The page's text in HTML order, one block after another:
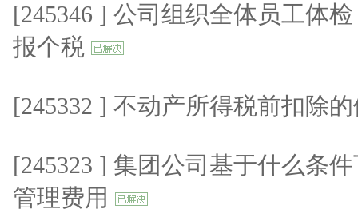
[245346 ] 公司组织全体员工体
报个税
[245332 ] 不动产所得税前扣除
[245323 ] 集团公司基于什么条
管理费用